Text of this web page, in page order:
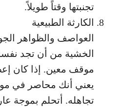
تجنبتها وقتاً طويلاً.
الكارثة الطبيعية
العواصف والظواهر
الخشية من أن تجد
موقف معين. إذا كان
يعني أنك محاصر في
تجاهله. أتحلم بموجة